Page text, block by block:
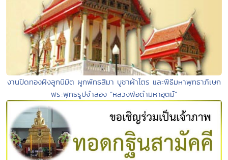
งานปิดทองฝังลูกนิมิต ผูกพัทธสีมา บูชาผ้าไตร และพิธีมหาพุทธาภิเษก
พระพุทธรูปจำลอง “หลวงพ่อดำมหาอุตม์”